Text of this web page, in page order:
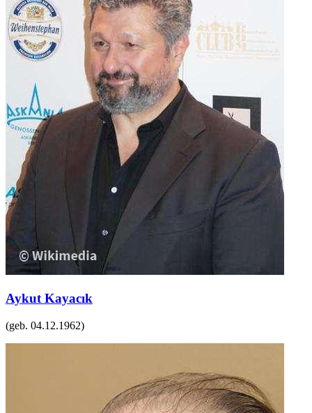
Aykut Kayacık
(geb. 04.12.1962)